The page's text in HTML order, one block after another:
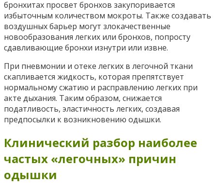
бронхитах просвет бронхов закупоривается
избыточным количеством мокроты. Также создавать
воздушных барьер могут злокачественные
новообразования легких или бронхов, попросту
сдавливающие бронхи изнутри или извне.
При пневмонии и отеке легких в легочной ткани
скапливается жидкость, которая препятствует
нормальному сжатию и расправлению легких при
акте дыхания. Таким образом, снижается
податливость, эластичность легких, создавая
предпосылки к возникновению одышки.
Клинический разбор наиболее
частых «легочных» причин
одышки